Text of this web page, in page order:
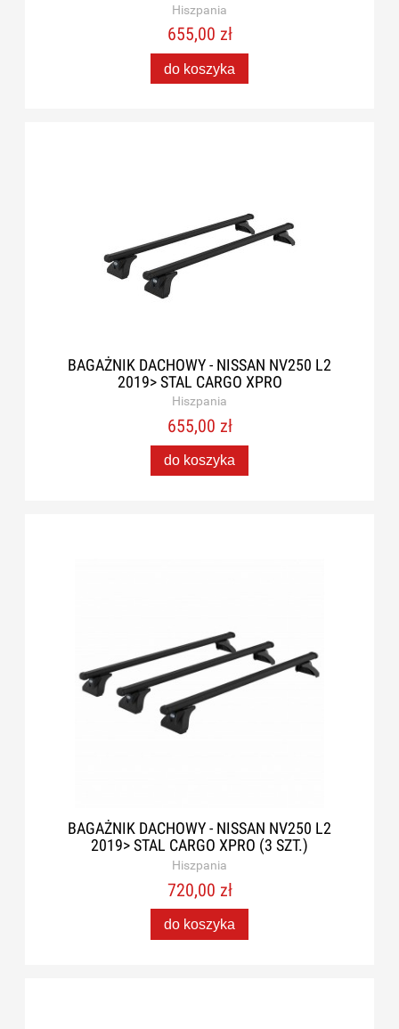
Hiszpania
655,00 zł
do koszyka
BAGAŻNIK DACHOWY - NISSAN NV250 L2
2019> STAL CARGO XPRO
Hiszpania
655,00 zł
do koszyka
BAGAŻNIK DACHOWY - NISSAN NV250 L2
2019> STAL CARGO XPRO (3 SZT.)
Hiszpania
720,00 zł
do koszyka